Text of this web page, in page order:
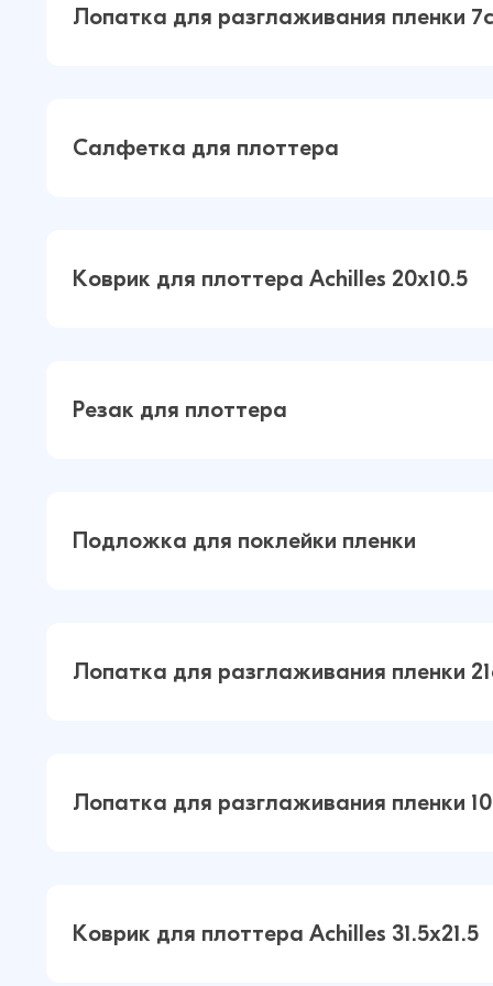
Лопатка для разглаживания пленки
(Белый)
Салфетка для плоттера
Салфетка для плоттера (Синий)
Коврик для плоттера Achilles 20x10.5
(Черный)
Резак для плоттера
Резак для плоттера (Красный)
Подложка для поклейки пленки
Подложка для поклейки пленки
Лопатка для разглаживания пленки
(Белый)
Лопатка для разглаживания пленки
(Голубой)
Коврик для плоттера Achilles 31.5x21.5